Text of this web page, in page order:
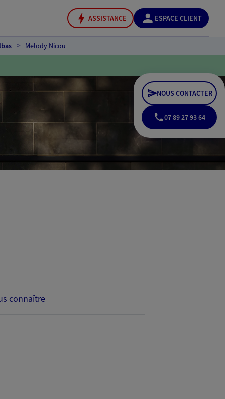
ASSISTANCE ESPACE CLIENT
Melody Nicou
NOUS CONTACTER
07 89 27 93 64
connaître